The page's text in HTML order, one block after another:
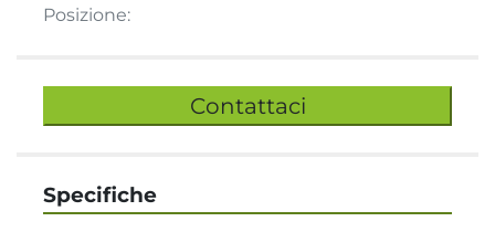
Posizione:
Contattaci
Specifiche